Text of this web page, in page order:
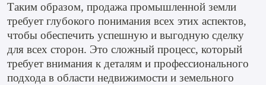
Таким образом, продажа промышленной земли
требует глубокого понимания всех этих аспектов,
чтобы обеспечить успешную и выгодную сделку
для всех сторон. Это сложный процесс, который
требует внимания к деталям и профессионального
подхода в области недвижимости и земельного